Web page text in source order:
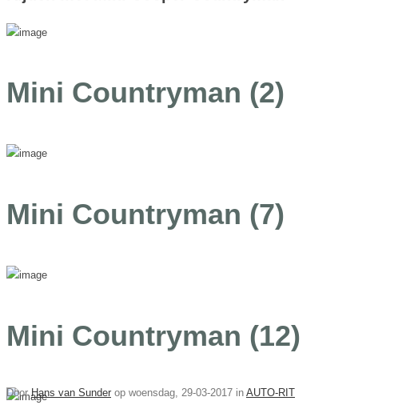
Mini Countryman (2)
Mini Countryman (7)
Mini Countryman (12)
DoorHans van Sunder op woensdag, 29-03-2017 in AUTO-RIT